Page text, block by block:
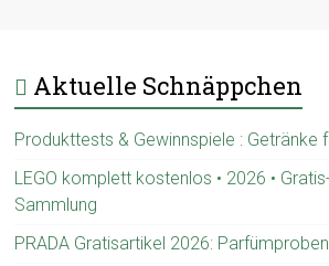
Aktuelle Schnäppchen
Produkttests & Gewinnspiele : Getränke
LEGO komplett kostenlos • 2026 •
Sammlung
PRADA Gratisartikel 2026: